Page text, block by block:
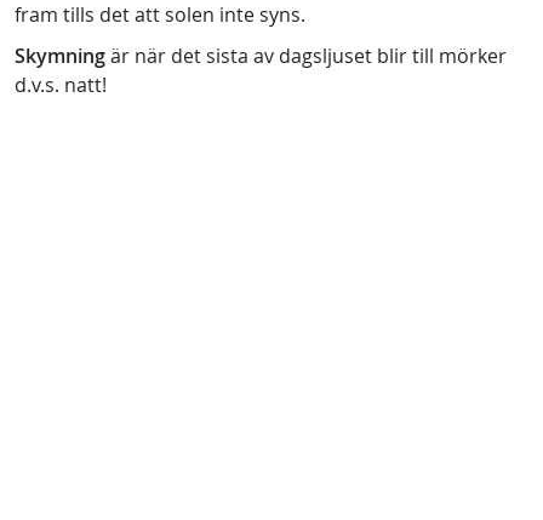
fram tills det att solen inte syns.
Skymningär när det sista av dagsljuset blir till mörker
d.v.s. natt!